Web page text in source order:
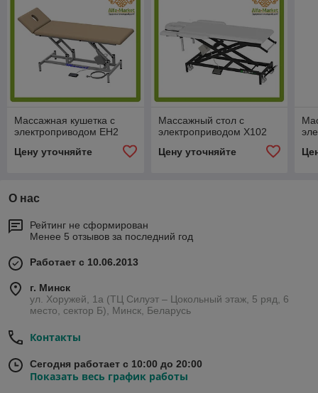
Массажная кушетка с
электроприводом EH2
Цену уточняйте
Массажный стол с
электроприводом X102
Цену уточняйте
О нас
Рейтинг не сформирован
Менее 5 отзывов за последний год
Работает с 10.06.2013
г. Минск
ул. Хоружей, 1а (ТЦ Силуэт – Цокольный этаж, 5 ряд, 6
место, сектор Б), Минск, Беларусь
Контакты
Сегодня работает с 10:00 до 20:00
Показать весь график работы